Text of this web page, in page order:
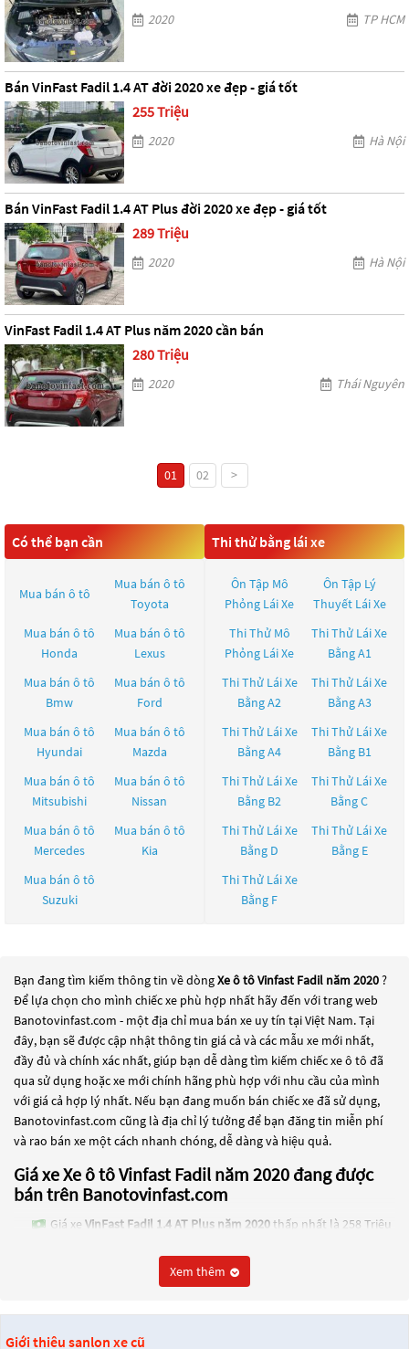
2020 TP HCM
Bán VinFast Fadil 1.4 AT đời 2020 xe đẹp - giá tốt
255 Triệu
2020 Hà Nội
Bán VinFast Fadil 1.4 AT Plus đời 2020 xe đẹp - giá tốt
289 Triệu
2020 Hà Nội
VinFast Fadil 1.4 AT Plus năm 2020 cần bán
280 Triệu
2020 Thái Nguyên
01 02 >
Có thể bạn cần
Mua bán ô tô
Mua bán ô tô
Toyota
Mua bán ô tô
Honda
Mua bán ô tô
Lexus
Mua bán ô tô
Bmw
Mua bán ô tô
Ford
Mua bán ô tô
Hyundai
Mua bán ô tô
Mazda
Mua bán ô tô
Mitsubishi
Mua bán ô tô
Nissan
Mua bán ô tô
Mercedes
Mua bán ô tô
Kia
Mua bán ô tô
Suzuki
Thi thử bằng lái xe
Ôn Tập Mô
Phỏng Lái Xe
Ôn Tập Lý
Thuyết Lái Xe
Thi Thử Mô
Phỏng Lái Xe
Thi Thử Lái Xe
Bằng A1
Thi Thử Lái Xe
Bằng A2
Thi Thử Lái Xe
Bằng A3
Thi Thử Lái Xe
Bằng A4
Thi Thử Lái Xe
Bằng B1
Thi Thử Lái Xe
Bằng B2
Thi Thử Lái Xe
Bằng C
Thi Thử Lái Xe
Bằng D
Thi Thử Lái Xe
Bằng E
Thi Thử Lái Xe
Bằng F
Bạn đang tìm kiếm thông tin về dòngXe ô tô Vinfast Fadil năm 2020?
Để lựa chọn cho mình chiếc xe phù hợp nhất hãy đến với trang web
Banotovinfast.com - một địa chỉ mua bán xe uy tín tại Việt Nam. Tại
đây, bạn sẽ được cập nhật thông tin giá cả và các mẫu xe mới nhất,
đầy đủ và chính xác nhất, giúp bạn dễ dàng tìm kiếm chiếc xe ô tô đã
qua sử dụng hoặc xe mới chính hãng phù hợp với nhu cầu của mình
với giá cả hợp lý nhất. Nếu bạn đang muốn bán chiếc xe đã sử dụng,
Banotovinfast.com cũng là địa chỉ lý tưởng để bạn đăng tin miễn phí
và rao bán xe một cách nhanh chóng, dễ dàng và hiệu quả.
Giá xe Xe ô tô Vinfast Fadil năm 2020 đang được
bán trên Banotovinfast.com
Giá xe VinFast Fadil 1.4 AT Plus năm 2020thấp nhất là 258 Triệu
VinFast Fadil 1.4 AT năm 2020thấp nhất là 245 Triệu
VinFast Fadil 1.4 AT Premium năm 2020
Các dòng
Xem thêm
Giới thiệu sanlon xe cũ